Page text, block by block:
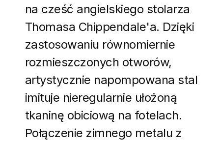
na cześć angielskiego stolarza
Thomasa Chippendale'a. Dzięki
zastosowaniu równomiernie
rozmieszczonych otworów,
artystycznie napompowana stal
imituje nieregularnie ułożoną
tkaninę obiciową na fotelach.
Połączenie zimnego metalu z